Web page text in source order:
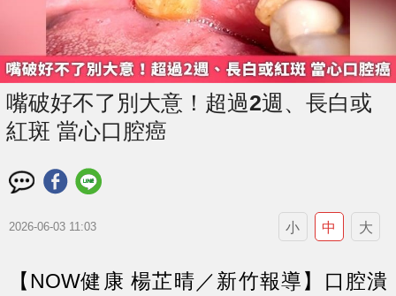
嘴破好不了別大意！超過2週、長白或
紅斑 當心口腔癌
2026-06-03 11:03 小 中 大
【NOW健康 楊芷晴／新竹報導】口腔潰